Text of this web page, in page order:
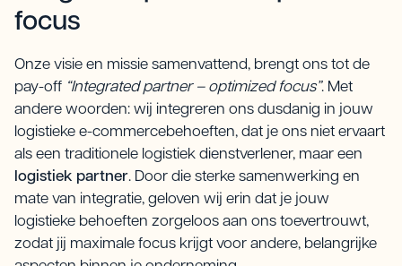
focus
Onze visie en missie samenvattend, brengt ons tot de
pay-off “Integrated partner – optimized focus”. Met
andere woorden: wij integreren ons dusdanig in jouw
logistieke e-commercebehoeften, dat je ons niet ervaart
als een traditionele logistiek dienstverlener, maar een
logistiek partner. Door die sterke samenwerking en
mate van integratie, geloven wij erin dat je jouw
logistieke behoeften zorgeloos aan ons toevertrouwt,
zodat jij maximale focus krijgt voor andere, belangrijke